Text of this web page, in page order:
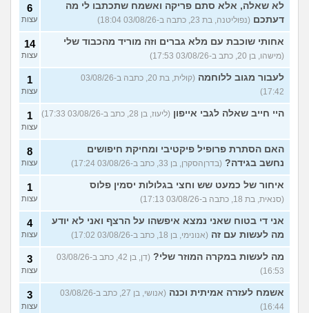
לא שאלה, אלא סתם פריקה ואשמח שתכתבו לי מה
דעתכם (נפוליטנה, בת 23, כתבה ב-03/08/26 18:04)
6
עצות
אחותי שוכבת עם מלא גברים וזה מוריד מהכבוד שלי
(מישהו, בן 20, כתב ב-03/08/26 17:53)
14
עצות
לעבור מגוב ללוחמה
(קולית, בת 20, כתבה ב-03/08/26
17:42)
1
עצות
היי חייב שאלה לגבי אייפון (ליעוז, בן 28, כתב ב-03/08/26 17:33) 1
עצות
האם הסתרת פרופיל פיקטיבי ומחיקת חיפושים
נחשב בגידה? (בדרןהסקרן, בן 33, כתב ב-03/08/26 17:24)
8
עצות
איחור של כמעט שש וחצי בגלולות יסמין פלוס
(סנאית, בת 18, כתבה ב-03/08/26 17:13)
1
עצות
אני די בטוח שאני נמצא איפשהו על הרצף ואני לא יודע
מה לעשות עם זה (אנונימי, בן 18, כתב ב-03/08/26 17:02)
4
עצות
מה לעשות במקרה המוזר שלי?
(דן, בן 42, כתב ב-03/08/26
16:53)
3
עצות
אשמח לעזרה אמיתית וכנה
(אנושי, בן 27, כתב ב-03/08/26
16:44)
3
עצות